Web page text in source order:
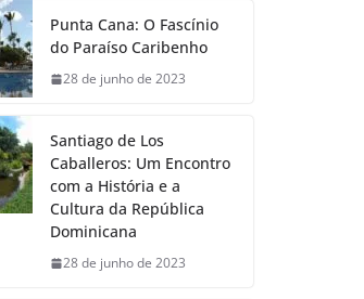
Punta Cana: O Fascínio
do Paraíso Caribenho
28 de junho de 2023
Santiago de Los
Caballeros: Um Encontro
com a História e a
Cultura da República
Dominicana
28 de junho de 2023